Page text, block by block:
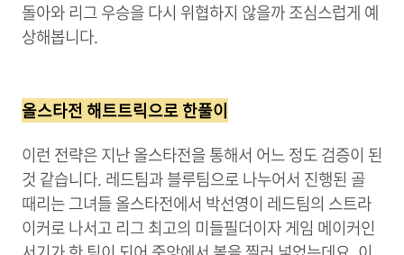
돌아와 리그 우승을 다시 위협하지 않을까 조심스럽게 예
상해봅니다.
올스타전 해트트릭으로 한풀이
이런 전략은 지난 올스타전을 통해서 어느 정도 검증이 된
것 같습니다. 레드팀과 블루팀으로 나누어서 진행된 골
때리는 그녀들 올스타전에서 박선영이 레드팀의 스트라
이커로 나서고 리그 최고의 미들필더이자 게임 메이커인